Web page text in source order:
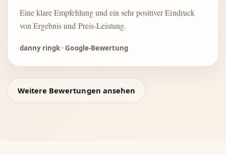
Eine klare Empfehlung und ein sehr positiver Eindruck
von Ergebnis und Preis-Leistung.
danny ringk · Google-Bewertung
Weitere Bewertungen ansehen